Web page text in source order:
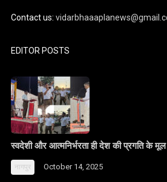
Contact us:
EDITOR POSTS
स्वदेशी और आत्मनिर्भरता ही देश की प्रगति के मूल
नागपुर October 14, 2025